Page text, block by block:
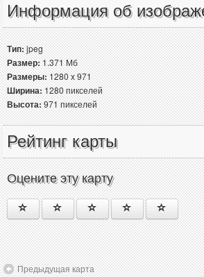
Информация об
Тип:jpeg
Размер:1.371 Мб
Размеры:1280 x 971
Ширина:1280 пикселей
Высота:971 пикселей
Рейтинг карты
Оцените эту карту
Предыдущая карта